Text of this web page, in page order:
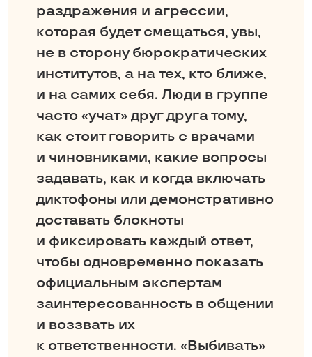
раздражения и агрессии,
которая будет смещаться, увы,
не в сторону бюрократических
институтов, а на тех, кто ближе,
и на самих себя. Люди в группе
часто «учат» друг друга тому,
как стоит говорить с врачами
и чиновниками, какие вопросы
задавать, как и когда включать
диктофоны или демонстративно
доставать блокноты
и фиксировать каждый ответ,
чтобы одновременно показать
официальным экспертам
заинтересованность в общении
и воззвать их
к ответственности. «Выбивать»